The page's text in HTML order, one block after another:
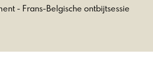
- Frans-Belgische ontbijtsessie